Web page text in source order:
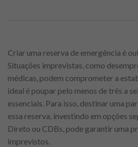
Criar uma reserva de emergência é
Situações imprevistas, como
médicas, podem comprometer a
ideal é poupar pelo menos de três a
essenciais. Para isso, destinar uma
essa reserva, investindo em opções
Direto ou CDBs, pode garantir uma
imprevistos.